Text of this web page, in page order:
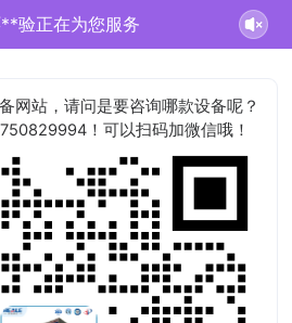
验正在为您服务
网站，请问是要咨询哪款设备呢？
！可以扫码加微信哦！